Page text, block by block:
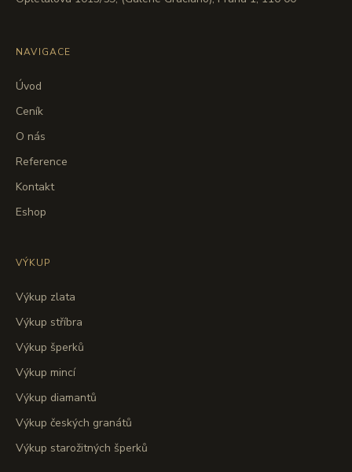
NAVIGACE
Úvod
Ceník
O nás
Reference
Kontakt
Eshop
VÝKUP
Výkup zlata
Výkup stříbra
Výkup šperků
Výkup mincí
Výkup diamantů
Výkup českých granátů
Výkup starožitných šperků